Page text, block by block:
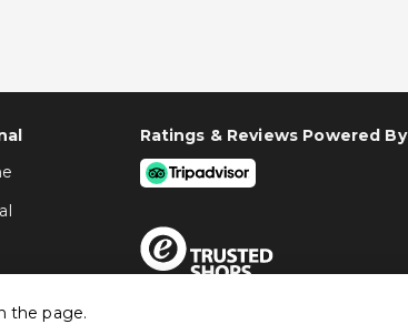
Ratings & Reviews Powered By
the page.